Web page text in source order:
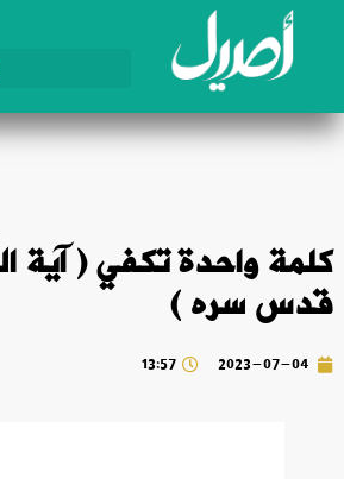
كلمة واحدة تكفي ( آية
قدس سره )
2023-07-04
13:57